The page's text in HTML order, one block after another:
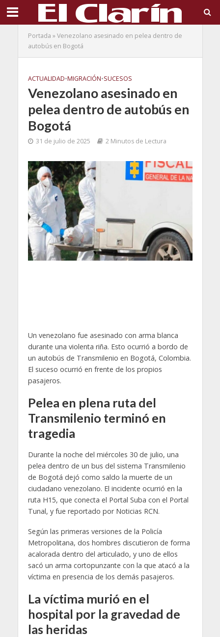
Portada »Venezolano asesinado en pelea dentro de
autobús en Bogotá
ACTUALIDAD•MIGRACIÓN•SUCESOS
Venezolano asesinado en
pelea dentro de autobús en
Bogotá
31 de julio de 2025 2 Minutos de Lectura
Un venezolano fue asesinado con arma blanca
durante una violenta riña. Esto ocurrió a bordo de
un autobús de Transmilenio en Bogotá, Colombia.
El suceso ocurrió en frente de los propios
pasajeros.
Pelea en plena ruta del
Transmilenio terminó en
tragedia
Durante la noche del miércoles 30 de julio, una
pelea dentro de un bus del sistema Transmilenio
de Bogotá dejó como saldo la muerte de un
ciudadano venezolano. El incidente ocurrió en la
ruta H15, que conecta el Portal Suba con el Portal
Tunal, y fue reportado por Noticias RCN.
Según las primeras versiones de la Policía
Metropolitana, dos hombres discutieron de forma
acalorada dentro del articulado, y uno de ellos
sacó un arma cortopunzante con la que atacó a la
víctima en presencia de los demás pasajeros.
La víctima murió en el
hospital por la gravedad de
las heridas